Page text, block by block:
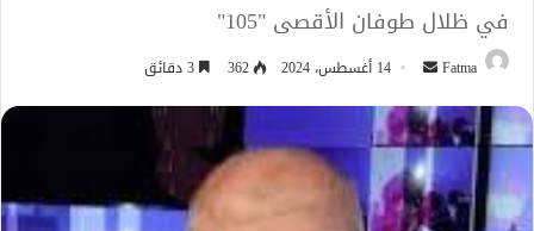
في ظلال طوفان الأقصى "105"
Fatma
أرسل
إلكترونيا
14 أغسطس، 2024 362